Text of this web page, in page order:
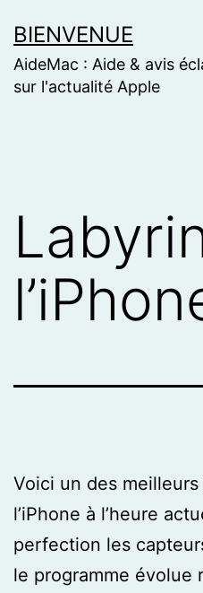
to
content
BIENVENUE
AideMac : Aide & avis
sur l'actualité Apple
Voici un des
l’iPhone à l’heure
perfection les
le programme évolue